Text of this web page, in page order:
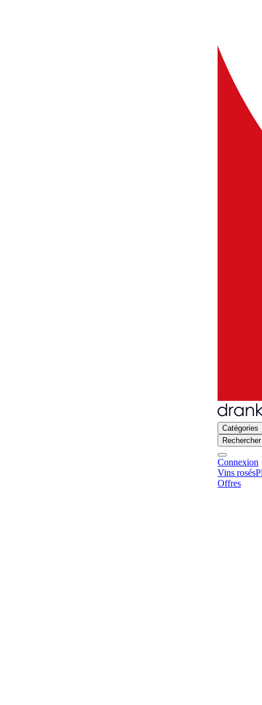
Catégories
Connexion
Vins rosés
Offres